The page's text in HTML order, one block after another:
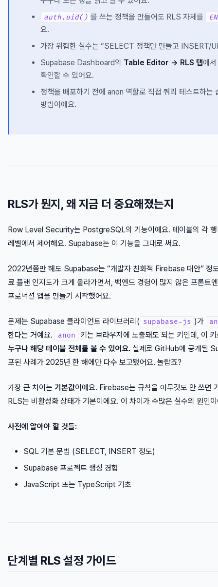
auth.uid() 를 쓰는 정책을 만들어도 RLS 자체를
요.
가장 위험한 실수는 “SELECT 정책만 만들고 INSERT/
Supabase Dashboard의 Table Editor → RLS 탭에
확인할 수 있어요.
정책을 배포하기 전에 anon 역할로 직접 쿼리 테스트하는
방법이에요.
RLS가 뭔지, 왜 지금 더 중요해졌는지
Row Level Security는 PostgreSQL의 기능이에요. 테이블의 각
레벨에서 제어해요. Supabase는 이 기능을 그대로 써요.
2022년쯤만 해도 Supabase는 “개발자 친화적 Firebase 대안” 정
료 플랜 인지도가 크게 올라가면서, 백엔드 경험이 많지 않은 프론
프로덕션 앱을 만들기 시작했어요.
문제는 Supabase 클라이언트 라이브러리( supabase-js )가
한다는 거예요. anon
키는 브라우저에 노출돼도 되는 키인데, 이
누구나 해당 테이블 전체를 볼 수 있어요. 실제로 GitHub에 공개된
포된 사례가 2025년 한 해에만 다수 보고됐어요. 놀랍죠?
가장 큰 차이는 기본값이에요. Firebase는 규칙을 아무것도 안 쓰면
RLS는 비활성화 상태가 기본이에요. 이 차이가 수많은 실수의 원인
사전에 알아야 할 것들:
SQL 기본 문법 (SELECT, INSERT 정도)
Supabase 프로젝트 생성 경험
JavaScript 또는 TypeScript 기초
단계별 RLS 설정 가이드